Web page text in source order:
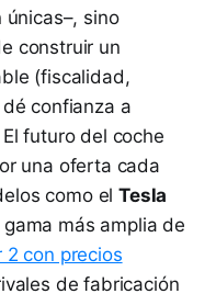
únicas–, sino
construir un
(fiscalidad,
confianza a
futuro del coche
una oferta cada
como elTesla
más amplia de
2 con precios
de fabricación